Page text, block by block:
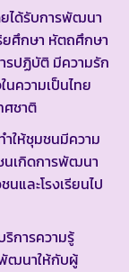
ได้รับการพัฒนา
ศึกษา หัตถศึกษา
รปฏิบัติ มีความรัก
ความเป็นไทย
ศชาติ
ให้ชุมชนมีความ
นเกิดการพัฒนา
และโรงเรียนไป
การความรู้
พัฒนาให้กับผู้